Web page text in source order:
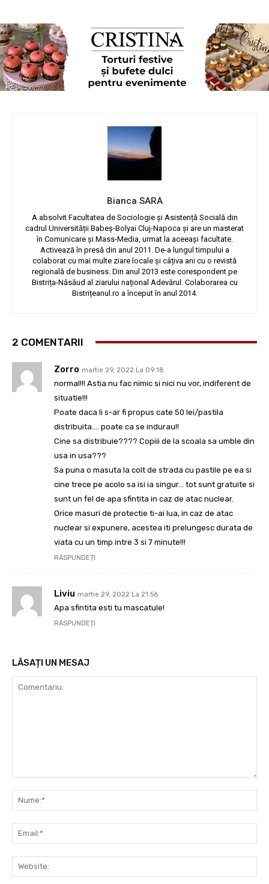
Bianca SARA
A absolvit Facultatea de Sociologie și Asistență Socială din
cadrul Universității Babeș-Bolyai Cluj-Napoca și are un masterat
în Comunicare și Mass-Media, urmat la aceeași facultate.
Activează în presă din anul 2011. De-a lungul timpului a
colaborat cu mai multe ziare locale și câțiva ani cu o revistă
regională de business. Din anul 2013 este corespondent pe
Bistrița-Năsăud al ziarului național Adevărul. Colaborarea cu
Bistrițeanul.ro a început în anul 2014.
2 COMENTARII
Zorro martie 29, 2022 La 09:18
normal!!! Astia nu fac nimic si nici nu vor, indiferent de
situatie!!!
Poate daca li s-ar fi propus cate 50 lei/pastila
distribuita…. poate ca se indurau!!
Cine sa distribuie???? Copiii de la scoala sa umble din
usa in usa???
Sa puna o masuta la colt de strada cu pastile pe ea si
cine trece pe acolo sa isi ia singur… tot sunt gratuite si
sunt un fel de apa sfintita in caz de atac nuclear.
Orice masuri de protectie ti-ai lua, in caz de atac
nuclear si expunere, acestea iti prelungesc durata de
viata cu un timp intre 3 si 7 minute!!!
RĂSPUNDEȚI
Liviu martie 29, 2022 La 21:56
Apa sfintita esti tu mascatule!
RĂSPUNDEȚI
LĂSAȚI UN MESAJ